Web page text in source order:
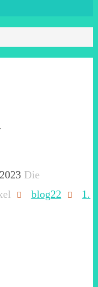
Die
blog22
1.